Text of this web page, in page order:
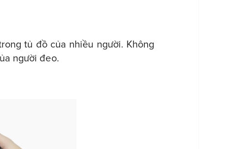
tủ đồ của nhiều người. Không
người đeo.